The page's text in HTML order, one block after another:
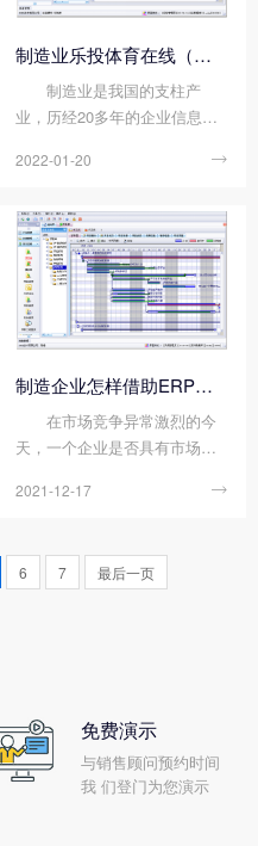
制造业乐投体育在线（中国）唯一官方网站 可以解决公司哪些问题?
制造业是我国的支柱产
业，历经20多年的企业信息化
信息仍未集成，尤其是近几年
司，随着团队规模的扩大、团
队管理需求的上升以及市场的
扩张，信息化已成为企业...
2022-01-20 
制造企业怎样借助ERP系统控制成本?
在市场竞争异常激烈的今
天，一个企业是否具有市场竞
度上能够对成本控制有所作
具有竞争优势的重要砝码。加
强成本管理，更有效地降低成
2021-12-17 
6 7 最后一页
免费演示
与销售顾问预约时间
我 们登门为您演示